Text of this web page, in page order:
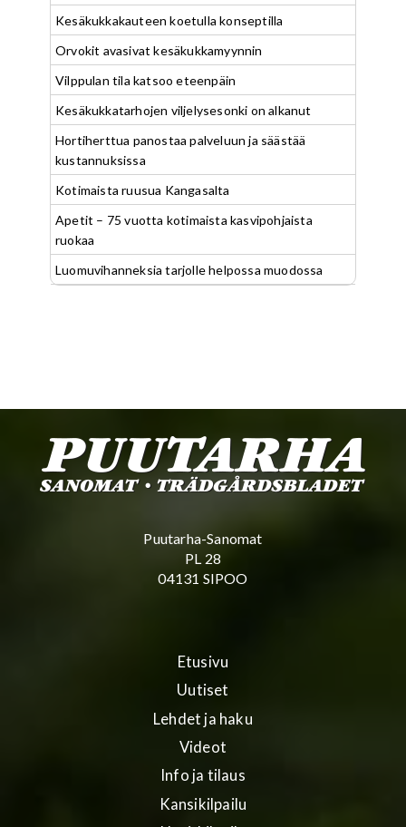
Kesäkukkakauteen koetulla konseptilla
Orvokit avasivat kesäkukkamyynnin
Vilppulan tila katsoo eteenpäin
Kesäkukkatarhojen viljelysesonki on alkanut
Hortiherttua panostaa palveluun ja säästää
kustannuksissa
Kotimaista ruusua Kangasalta
Apetit – 75 vuotta kotimaista kasvipohjaista
ruokaa
Luomuvihanneksia tarjolle helpossa muodossa
Puutarha-Sanomat
PL 28
04131 SIPOO
Etusivu
Uutiset
Lehdet ja haku
Videot
Info ja tilaus
Kansikilpailu